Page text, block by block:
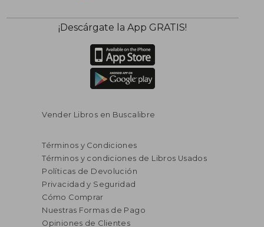
¡Descárgate la App GRATIS!
Vender Libros en Buscalibre
Términos y Condiciones
Términos y condiciones de Libros Usados
Políticas de Devolución
Privacidad y Seguridad
Cómo Comprar
Nuestras Formas de Pago
Opiniones de Clientes